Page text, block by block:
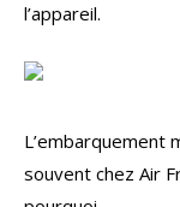
l’appareil.
L’embarquement
souvent chez Air